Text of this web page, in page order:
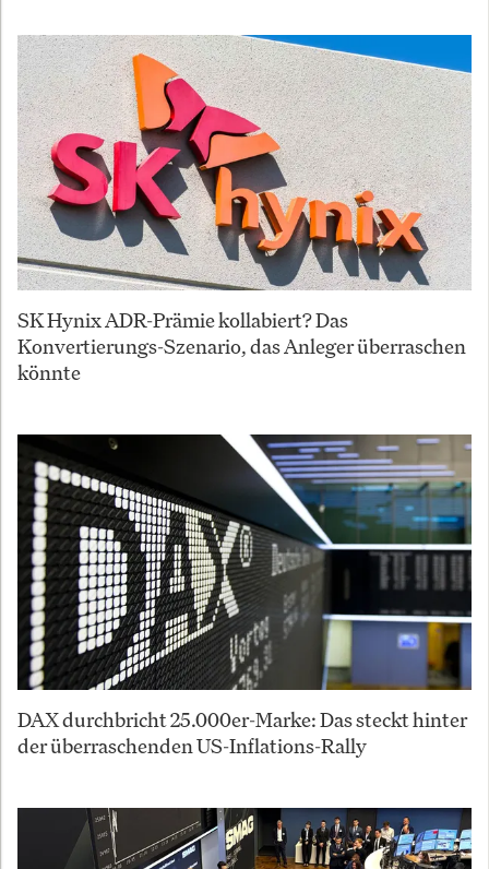
SK Hynix ADR-Prämie kollabiert? Das
Konvertierungs-Szenario, das Anleger überraschen
könnte
DAX durchbricht 25.000er-Marke: Das steckt hinter
der überraschenden US-Inflations-Rally